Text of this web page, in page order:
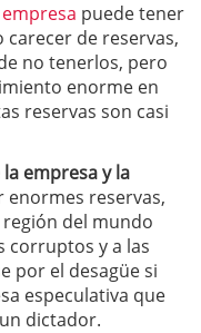
empresa puede tener
de reservas,
no tenerlos, pero
enorme en
reservas son casi
empresay la
enormes reservas,
del mundo
corruptos y a las
por el desagüe si
especulativa que
dictador.